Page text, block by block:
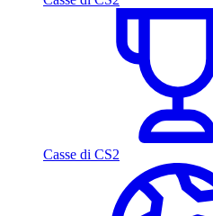
Casse di CS2